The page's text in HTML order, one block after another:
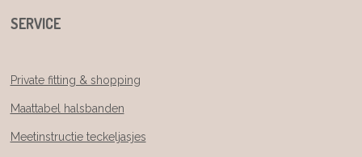
SERVICE
Private fitting & shopping
Maattabel halsbanden
Meetinstructie teckeljasjes